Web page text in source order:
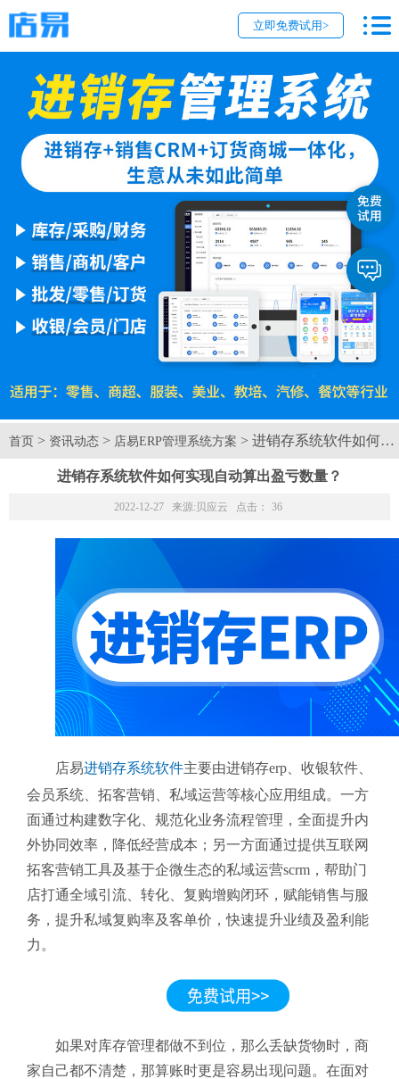
立即免费试用>
首页 > 资讯动态 > 店易ERP管理系统方案 > 进销存系统软件如何
进销存系统软件如何实现自动算出盈亏数量？
2022-12-27 来源: 贝应云 点击： 36
店易进销存系统软件主要由进销存erp、收银软件、
会员系统、拓客营销、私域运营等核心应用组成。一方
面通过构建数字化、规范化业务流程管理，全面提升内
外协同效率，降低经营成本；另一方面通过提供互联网
拓客营销工具及基于企微生态的私域运营scrm，帮助门
店打通全域引流、转化、复购增购闭环，赋能销售与服
务，提升私域复购率及客单价，快速提升业绩及盈利能
力。
如果对库存管理都做不到位，那么丢缺货物时，商
家自己都不清楚，那算账时更是容易出现问题。在面对